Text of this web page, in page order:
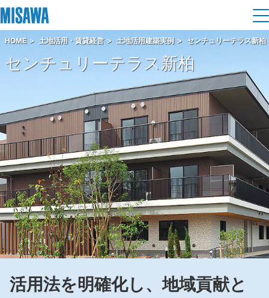
住まい
商品ラインアップ
デザイン
テクノロジー（住まいの性能）
建築事例・建築実例
デザイナーズギャラリー
住まいづくりガイド
個人のお客さま
賃貸住宅
賃貸併用住宅
店舗・各種施設
土地活用モデルルーム見学
土地活用実例
リフォーム
戸建て・マンション
ミサワリフォームとは
リフォームの流れ
リフォームメニュー
リフォーム事例
まちづくり
複合開発・投資開発
複合開発事業（ASMACI-アスマチ-）
再開発・官民連携事業
オーナーサポート
サポートメニュー
住まいるりんぐ（ロングサポート）
企業・IR情報
企業・IR
展示場・イベント情報
HOME 土地活用・賃貸経営 土地活用建築実例 センチュリーテラス新柏
センチュリーテラス新柏
活用法を明確化し、地域貢献と